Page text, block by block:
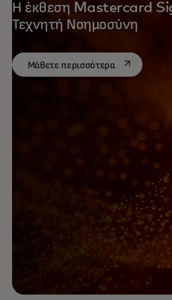
Η έκθεση Mastercard
Τεχνητή Νοημοσύνη
Μάθετε περισσότεραopens in a